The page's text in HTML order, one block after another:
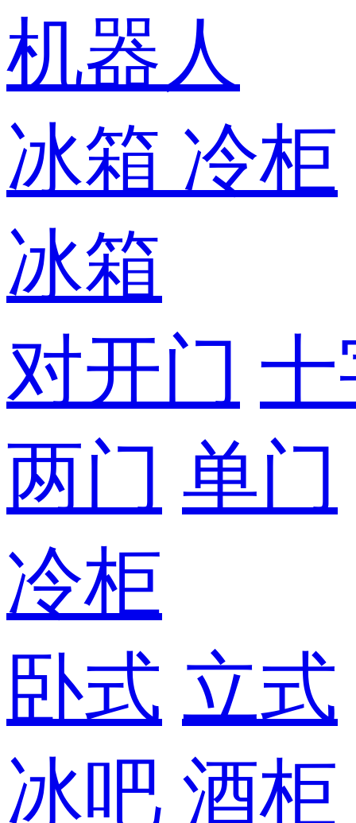
机器人
冰箱 冷柜
冰箱
对开门
两门 单门
冷柜
卧式 立式
冰吧 酒柜